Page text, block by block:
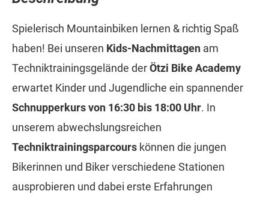
Spielerisch Mountainbiken lernen & richtig Spaß
haben! Bei unseren Kids-Nachmittagen am
Techniktrainingsgelände derÖtzi Bike Academy
erwartet Kinder und Jugendliche ein spannender
Schnupperkurs von 16:30 bis 18:00 Uhr. In
unserem abwechslungsreichen
Techniktrainingsparcours können die jungen
Bikerinnen und Biker verschiedene Stationen
ausprobieren und dabei erste Erfahrungen